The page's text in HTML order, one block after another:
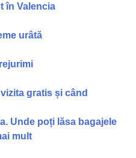
în Valencia
urâtă
gratis și când
Unde poți lăsa bagajele
mult